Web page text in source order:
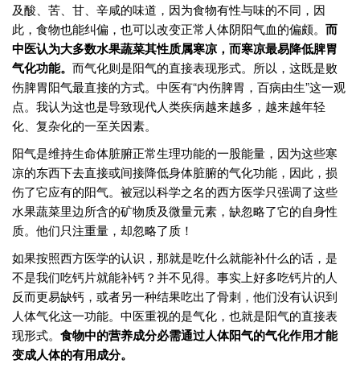
及酸、苦、甘、辛咸的味道，因为食物有性与味的不同，因
此，食物也能纠偏，也可以改变正常人体阴阳气血的偏颇。 而
中医认为大多数水果蔬菜其性质属寒凉，而寒凉最易降低脾胃
气化功能。 而气化则是阳气的直接表现形式。所以，这既是败
伤脾胃阳气最直接的方式。中医有“内伤脾胃，百病由生”这一观
点。我认为这也是导致现代人类疾病越来越多，越来越年轻
化、复杂化的一至关因素。
阳气是维持生命体脏腑正常生理功能的一股能量，因为这些寒
凉的东西下去直接或间接降低身体脏腑的气化功能，因此，损
伤了它应有的阳气。被冠以科学之名的西方医学只强调了这些
水果蔬菜里边所含的矿物质及微量元素，缺忽略了它的自身性
质。他们只注重量，却忽略了质！
如果按照西方医学的认识，那就是吃什么就能补什么的话，是
不是我们吃钙片就能补钙？并不见得。事实上好多吃钙片的人
反而更易缺钙，或者另一种结果吃出了骨刺，他们没有认识到
人体气化这一功能。中医重视的是气化，也就是阳气的直接表
现形式。 食物中的营养成分必需通过人体阳气的气化作用才能
变成人体的有用成分。